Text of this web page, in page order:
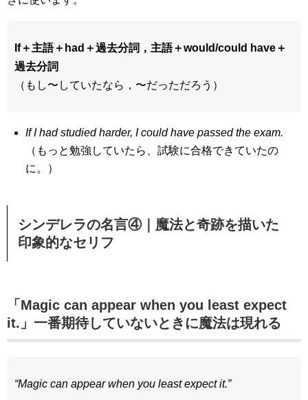
If＋主語＋had＋過去分詞，主語＋would/could have＋
過去分詞
（もし〜していたなら，〜だっただろう）
If I had studied harder, I could have passed the exam.
（もっと勉強していたら、試験に合格できていたの
に。）
シンデレラの名言④｜魔法と奇跡を描いた
印象的なセリフ
「Magic can appear when you least expect
it.」一番期待していないときに魔法は現れる
“Magic can appear when you least expect it.”